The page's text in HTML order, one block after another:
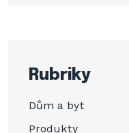
Rubriky
Dům a byt
Produkty